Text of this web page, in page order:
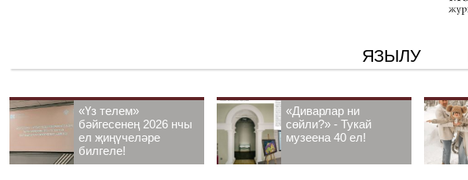
ЯЗЫЛУ
«Үз телем»
бәйгесенең 2026 нчы
ел җиңүчеләре
билгеле!
«Диварлар ни
сөйли?» - Тукай
музеена 40 ел!